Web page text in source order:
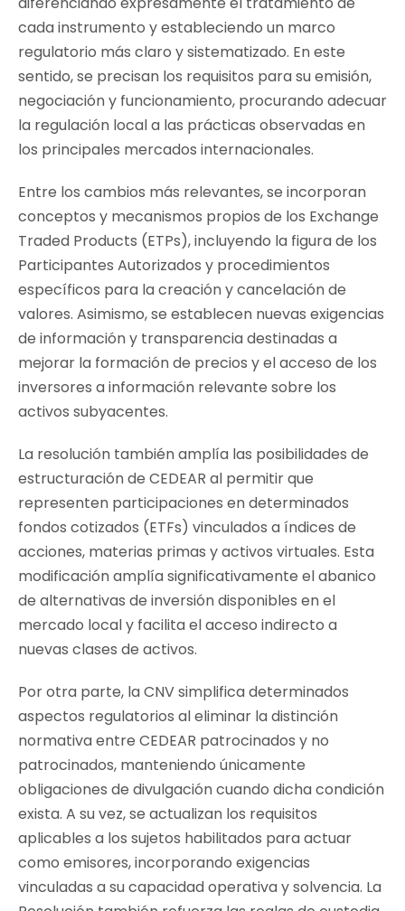
cada instrumento y estableciendo un marco
regulatorio más claro y sistematizado. En este
sentido, se precisan los requisitos para su emisión,
negociación y funcionamiento, procurando adecuar
la regulación local a las prácticas observadas en
los principales mercados internacionales.
Entre los cambios más relevantes, se incorporan
conceptos y mecanismos propios de los Exchange
Traded Products (ETPs), incluyendo la figura de los
Participantes Autorizados y procedimientos
específicos para la creación y cancelación de
valores. Asimismo, se establecen nuevas exigencias
de información y transparencia destinadas a
mejorar la formación de precios y el acceso de los
inversores a información relevante sobre los
activos subyacentes.
La resolución también amplía las posibilidades de
estructuración de CEDEAR al permitir que
representen participaciones en determinados
fondos cotizados (ETFs) vinculados a índices de
acciones, materias primas y activos virtuales. Esta
modificación amplía significativamente el abanico
de alternativas de inversión disponibles en el
mercado local y facilita el acceso indirecto a
nuevas clases de activos.
Por otra parte, la CNV simplifica determinados
aspectos regulatorios al eliminar la distinción
normativa entre CEDEAR patrocinados y no
patrocinados, manteniendo únicamente
obligaciones de divulgación cuando dicha condición
exista. A su vez, se actualizan los requisitos
aplicables a los sujetos habilitados para actuar
como emisores, incorporando exigencias
vinculadas a su capacidad operativa y solvencia. La